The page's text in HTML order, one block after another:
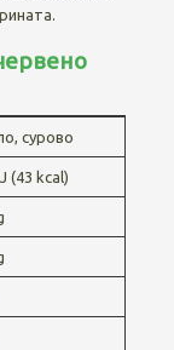
сурово
(43 kcal)